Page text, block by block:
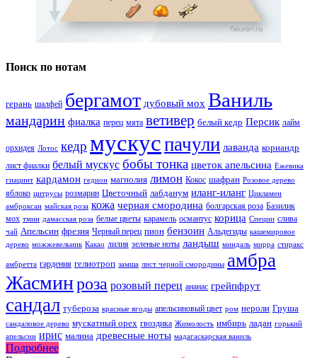
Поиск по нотам
герань шалфей бергамот дубовый мох Ваниль
мандарин фиалка перец мята ветивер белый кедр Персик лайм
орхидея Лотос кедр мускуспачули лаванда кориандр
лист фиалки белый мускус бобы тонка цветок апельсина Ежевика
гиацинт кардамон гедион магнолия лимон Кокос шафран Розовое дерево
яблоко цитрусы розмарин Цветочный лабданум иланг-иланг Цикламен
амброксан майская роза кожа черная смородина болгарская роза Базилик
мох тмин дамасская роза белые цветы карамель османтус корица Специи слива
чай Апельсин фрезия Черный перец пион бензоин Альдегиды кашемировое
дерево можжевельник Какао лилия зеленые ноты ландыш миндаль мирра стиракс
амбретта гардения гелиотроп замша лист черной смородины амбра
Жасминроза розовый перец ананас грейпфрут
сандал тубероза красные ягоды апельсиновый цвет ром нероли Груша
сандаловое дерево мускатный орех гвоздика Жимолость имбирь ладан горький
апельсин ирис малина древесные ноты мадагаскарская ваниль
Подробнее